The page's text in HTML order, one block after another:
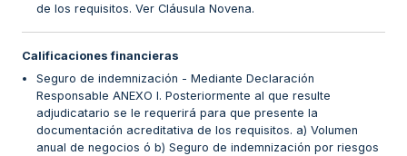
de los requisitos. Ver Cláusula Novena.
Calificaciones financieras
Seguro de indemnización - Mediante Declaración
Responsable ANEXO I. Posteriormente al que resulte
adjudicatario se le requerirá para que presente la
documentación acreditativa de los requisitos. a) Volumen
anual de negocios ó b) Seguro de indemnización por riesgos